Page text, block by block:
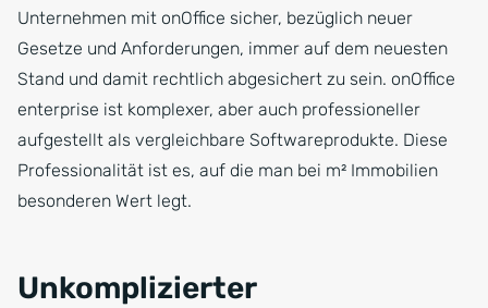
Unternehmen mit onOffice sicher, bezüglich neuer
Gesetze und Anforderungen, immer auf dem neuesten
Stand und damit rechtlich abgesichert zu sein. onOffice
enterprise ist komplexer, aber auch professioneller
aufgestellt als vergleichbare Softwareprodukte. Diese
Professionalität ist es, auf die man bei m² Immobilien
besonderen Wert legt.
Unkomplizierter